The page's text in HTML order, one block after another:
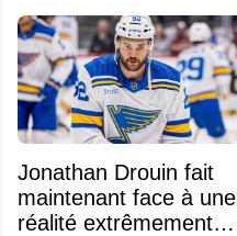
Jonathan Drouin fait
maintenant face à une
réalité extrêmement